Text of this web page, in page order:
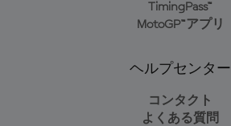
TimingPass™
MotoGP™アプリ
ヘルプセンター
コンタクト
よくある質問